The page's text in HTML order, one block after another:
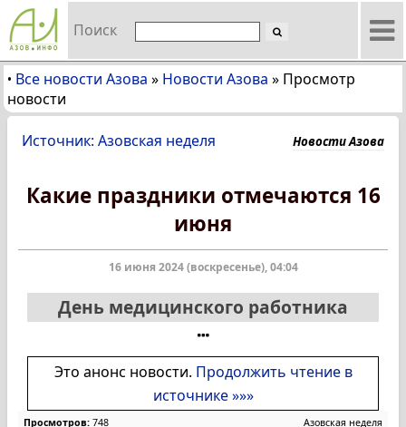
Поиск
• Все новости Азова » Новости Азова » Просмотр
новости
Источник: Азовская неделя Новости Азова
Какие праздники отмечаются 16
июня
16 июня 2024 (воскресенье), 04:04
День медицинского работника
Это анонс новости. Продолжить чтение в
источнике »»»
Просмотров: 748 Азовская неделя